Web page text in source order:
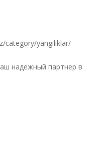
category/yangiliklar/
надежный партнер в